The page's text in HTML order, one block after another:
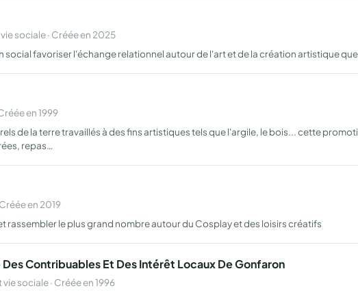
sociale · Créée en 2025
social favoriser l'échange relationnel autour de l'art et de la création artistique
en 1999
de la terre travaillés à des fins artistiques tels que l'argile, le bois... cette
repas…
en 2019
rassembler le plus grand nombre autour du Cosplay et des loisirs créatifs
Contribuables Et Des Intérêt Locaux De Gonfaron
sociale · Créée en 1996